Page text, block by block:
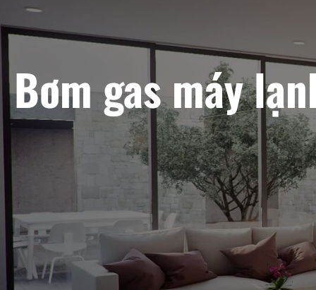
Bơm gas máy